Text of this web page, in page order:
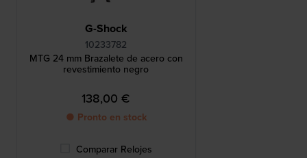
G-Shock
10233782
MTG 24 mm Brazalete de acero con
revestimiento negro
138,00 €
● Pronto en stock
Comparar Relojes